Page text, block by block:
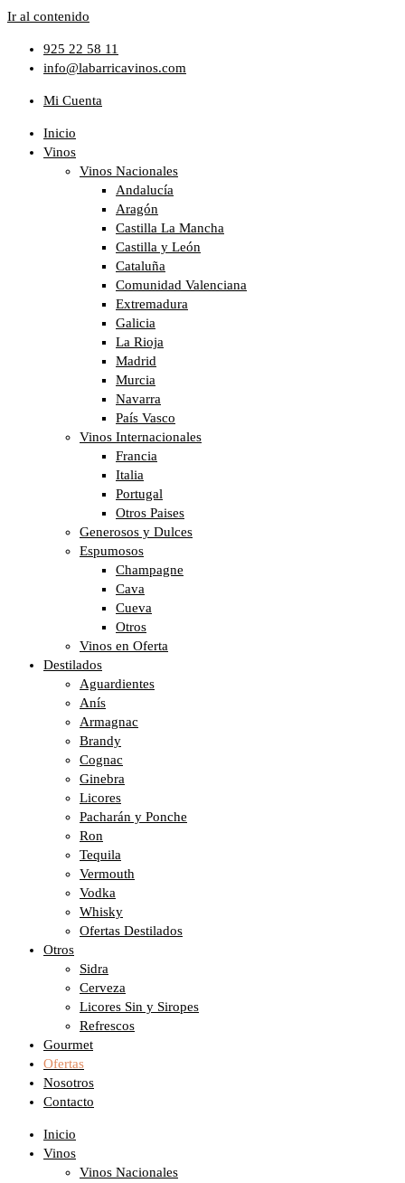
Ir al contenido
925 22 58 11
info@labarricavinos.com
Mi Cuenta
Inicio
Vinos
Vinos Nacionales
Andalucía
Aragón
Castilla La Mancha
Castilla y León
Cataluña
Comunidad Valenciana
Extremadura
Galicia
La Rioja
Madrid
Murcia
Navarra
País Vasco
Vinos Internacionales
Francia
Italia
Portugal
Otros Paises
Generosos y Dulces
Espumosos
Champagne
Cava
Cueva
Otros
Vinos en Oferta
Destilados
Aguardientes
Anís
Armagnac
Brandy
Cognac
Ginebra
Licores
Pacharán y Ponche
Ron
Tequila
Vermouth
Vodka
Whisky
Ofertas Destilados
Otros
Sidra
Cerveza
Licores Sin y Siropes
Refrescos
Gourmet
Ofertas
Nosotros
Contacto
Inicio
Vinos
Vinos Nacionales